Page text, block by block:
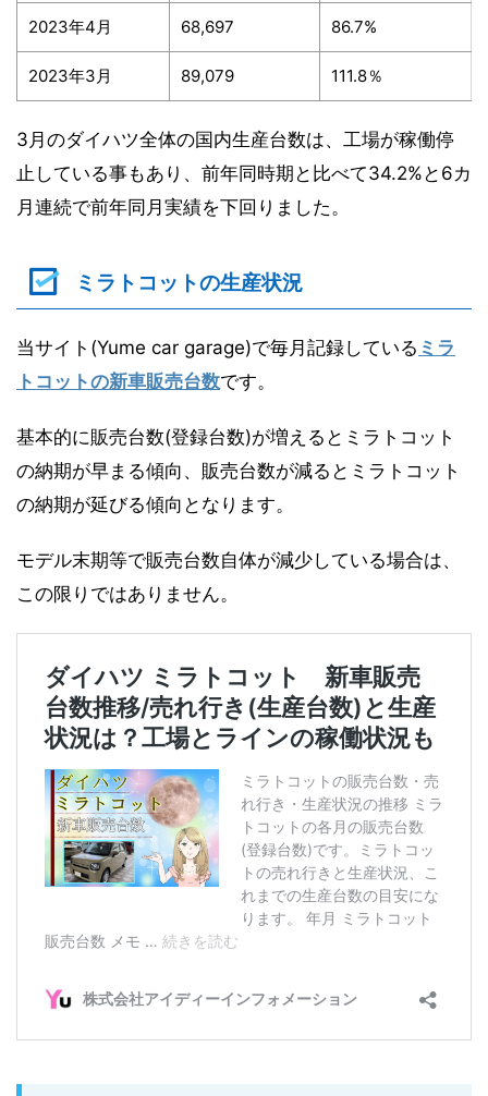
2023年4月 68,697 86.7%
2023年3月 89,079 111.8％
3月のダイハツ全体の国内生産台数は、工場が稼働停
止している事もあり、前年同時期と比べて34.2%と6カ
月連続で前年同月実績を下回りました。
ミラトコットの生産状況
当サイト(Yume car garage)で毎月記録している ミラ
トコットの新車販売台数です。
基本的に販売台数(登録台数)が増えるとミラトコット
の納期が早まる傾向、販売台数が減るとミラトコット
の納期が延びる傾向となります。
モデル末期等で販売台数自体が減少している場合は、
この限りではありません。